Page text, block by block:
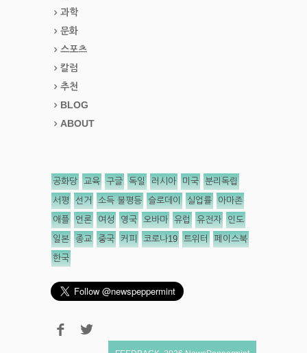
과학
문화
스포츠
칼럼
추천
BLOG
ABOUT
공화당 교육 구글 독일 러시아 미국 분리독립
서평 선거 소득 불평등 슬로데이 실업률 아마존
애플 언론 여성 영국 오바마 유럽 유전자 인도
일본 종교 중국 커피 코로나19 트위터 페이스북
한국